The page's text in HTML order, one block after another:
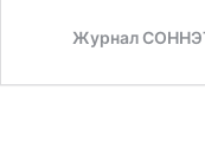
Журнал